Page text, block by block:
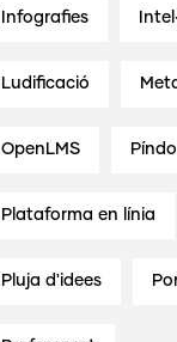
Infografies
Ludificació
OpenLMS
Plataforma en línia
Pluja d'idees